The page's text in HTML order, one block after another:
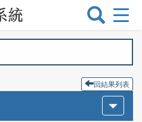
選
切
回結果列表